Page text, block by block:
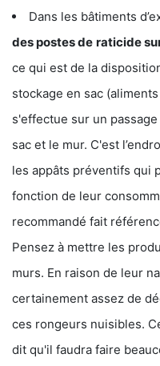
Dans les bâtiments
des postes de raticide
ce qui est de la
stockage en sac
s'effectue sur un
sac et le mur. C'est
les appâts préventifs qui
fonction de leur
recommandé fait
Pensez à mettre les
murs. En raison de leur
certainement assez de
ces rongeurs nuisibles.
dit qu'il faudra faire